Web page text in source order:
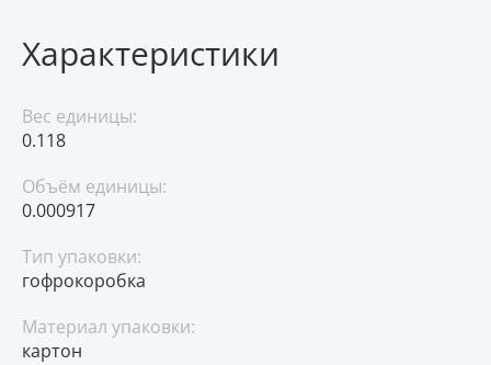
Характеристики
Вес единицы:
0.118
Объём единицы:
0.000917
Тип упаковки:
гофрокоробка
Материал упаковки:
картон